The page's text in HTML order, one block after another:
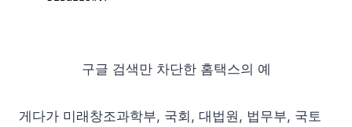
구글 검색만 차단한 홈택스의 예
게다가 미래창조과학부, 국회, 대법원, 법무부, 국토